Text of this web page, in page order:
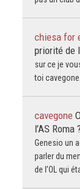
chiesa for
priorité de
sur ce je
toi cavegone...
cavegone
l’AS Roma ?
Genesio un
parler du
de l’OL qui